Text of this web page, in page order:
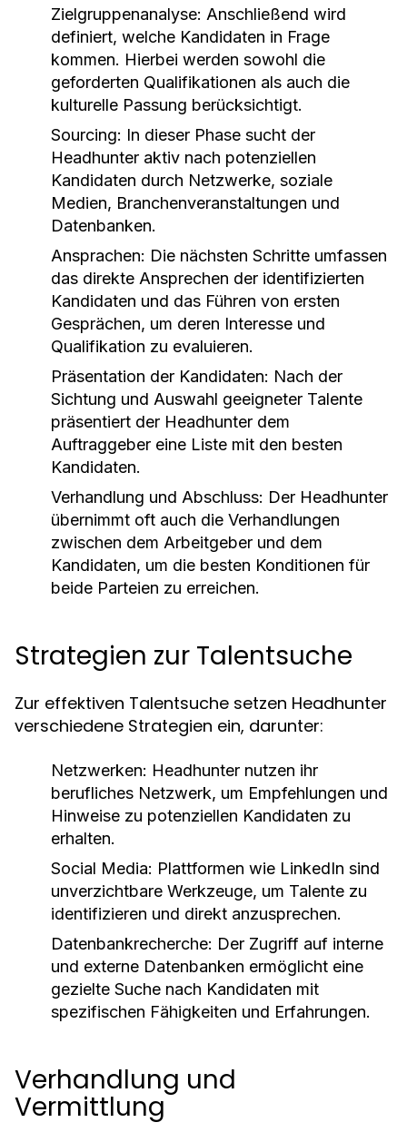
Zielgruppenanalyse: Anschließend wird
definiert, welche Kandidaten in Frage
kommen. Hierbei werden sowohl die
geforderten Qualifikationen als auch die
kulturelle Passung berücksichtigt.
Sourcing: In dieser Phase sucht der
Headhunter aktiv nach potenziellen
Kandidaten durch Netzwerke, soziale
Medien, Branchenveranstaltungen und
Datenbanken.
Ansprachen: Die nächsten Schritte umfassen
das direkte Ansprechen der identifizierten
Kandidaten und das Führen von ersten
Gesprächen, um deren Interesse und
Qualifikation zu evaluieren.
Präsentation der Kandidaten: Nach der
Sichtung und Auswahl geeigneter Talente
präsentiert der Headhunter dem
Auftraggeber eine Liste mit den besten
Kandidaten.
Verhandlung und Abschluss: Der Headhunter
übernimmt oft auch die Verhandlungen
zwischen dem Arbeitgeber und dem
Kandidaten, um die besten Konditionen für
beide Parteien zu erreichen.
Strategien zur Talentsuche
Zur effektiven Talentsuche setzen Headhunter
verschiedene Strategien ein, darunter:
Netzwerken: Headhunter nutzen ihr
berufliches Netzwerk, um Empfehlungen und
Hinweise zu potenziellen Kandidaten zu
erhalten.
Social Media: Plattformen wie LinkedIn sind
unverzichtbare Werkzeuge, um Talente zu
identifizieren und direkt anzusprechen.
Datenbankrecherche: Der Zugriff auf interne
und externe Datenbanken ermöglicht eine
gezielte Suche nach Kandidaten mit
spezifischen Fähigkeiten und Erfahrungen.
Verhandlung und
Vermittlung